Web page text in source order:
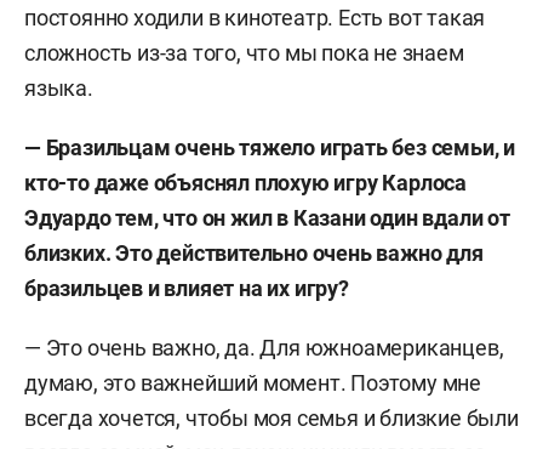
постоянно ходили в кинотеатр. Есть вот такая
сложность из-за того, что мы пока не знаем
языка.
— Бразильцам очень тяжело играть без семьи, и
кто-то даже объяснял плохую игру Карлоса
Эдуардо тем, что он жил в Казани один вдали от
близких. Это действительно очень важно для
бразильцев и влияет на их игру?
— Это очень важно, да. Для южноамериканцев,
думаю, это важнейший момент. Поэтому мне
всегда хочется, чтобы моя семья и близкие были